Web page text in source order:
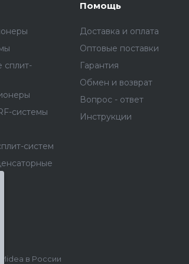
системы
систем
Помощь
Доставка и оплата
Оптовые поставки
Гарантия
Обмен и возврат
Вопрос - ответ
Инструкции
в России